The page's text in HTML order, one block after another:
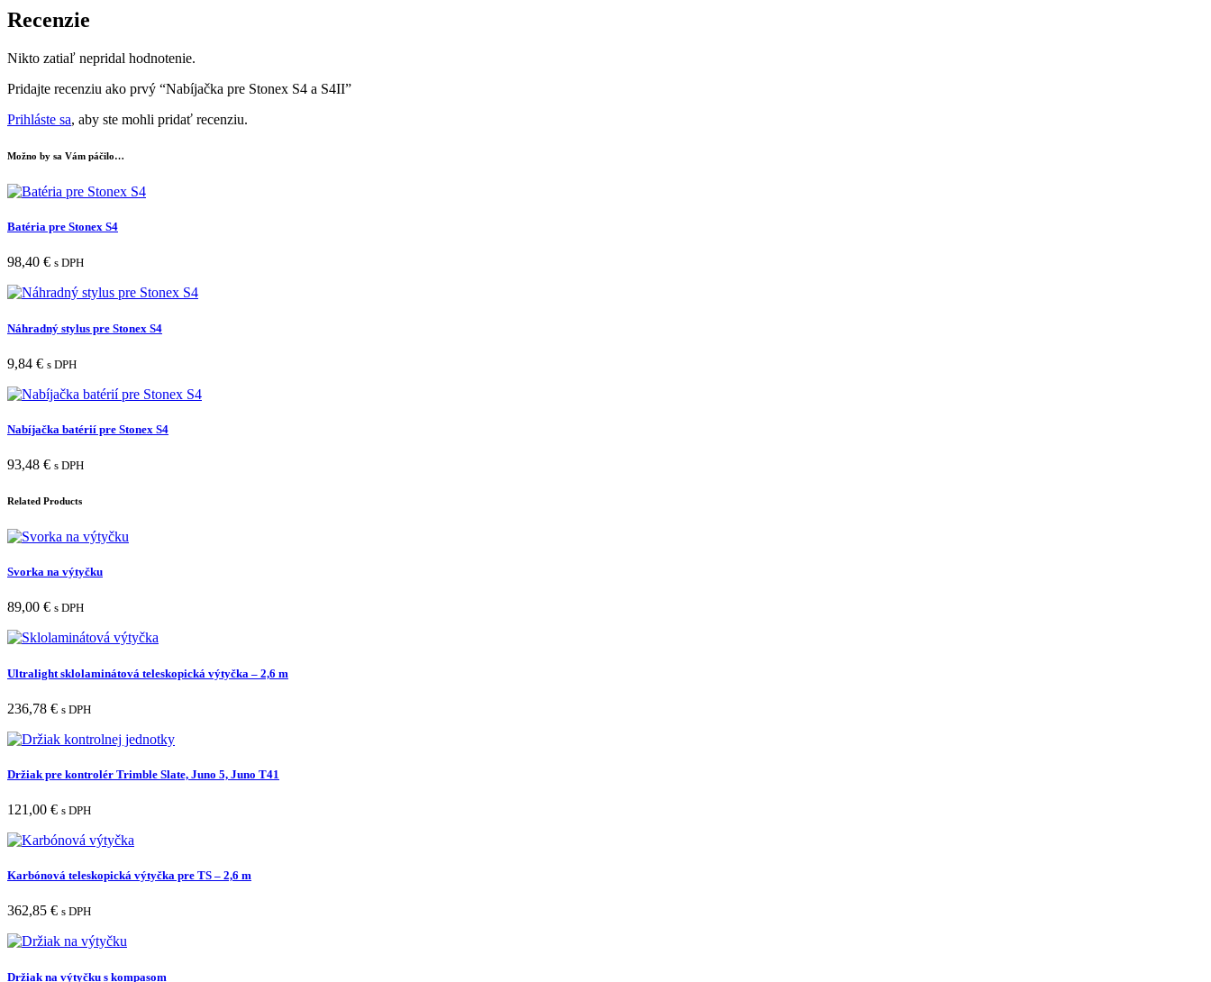
Recenzie
Nikto zatiaľ nepridal hodnotenie.
Pridajte recenziu ako prvý “Nabíjačka pre Stonex S4 a S4II”
Prihláste sa, aby ste mohli pridať recenziu.
Možno by sa Vám páčilo…
Batéria pre Stonex S4
98,40 € s DPH
Náhradný stylus pre Stonex S4
9,84 € s DPH
Nabíjačka batérií pre Stonex S4
93,48 € s DPH
Related Products
Svorka na výtyčku
89,00 € s DPH
Ultralight sklolaminátová teleskopická výtyčka – 2,6 m
236,78 € s DPH
Držiak pre kontrolér Trimble Slate, Juno 5, Juno T41
121,00 € s DPH
Karbónová teleskopická výtyčka pre TS – 2,6 m
362,85 € s DPH
Držiak na výtyčku s kompasom